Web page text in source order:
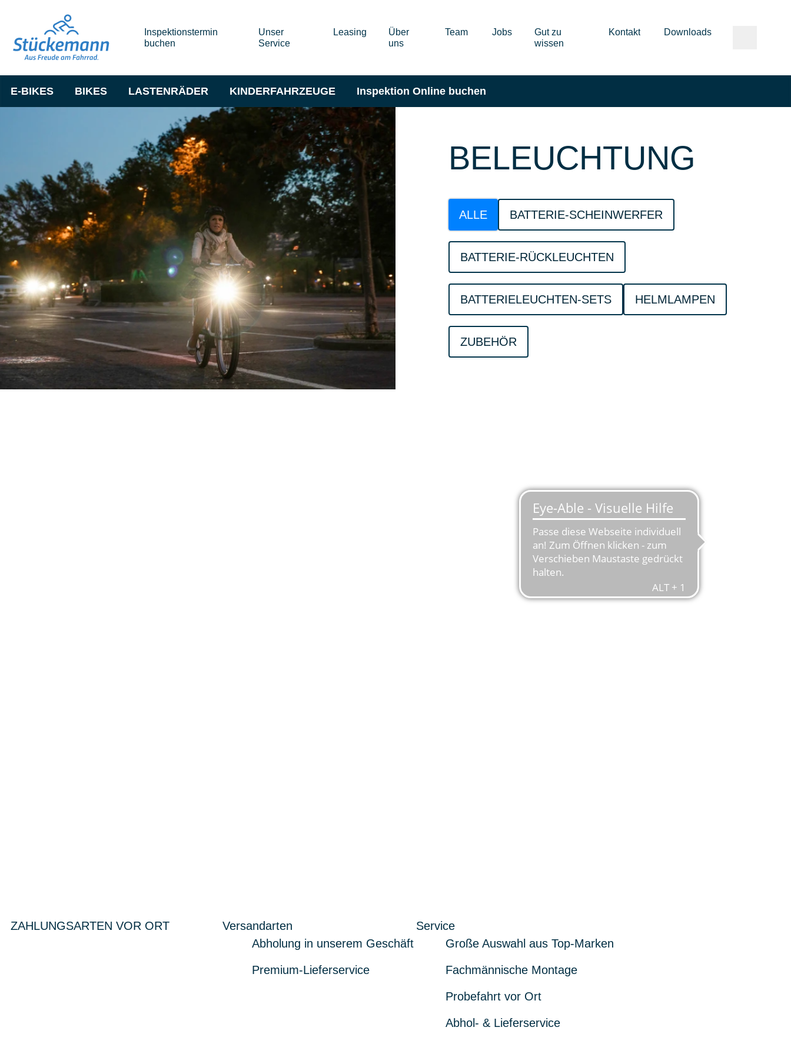
Inspektionstermin
buchen
Unser
Service
Leasing
Über
uns
Team Jobs
Gut zu
wissen
Kontakt Downloads
E-BIKES BIKES LASTENRÄDER KINDERFAHRZEUGE Inspektion Online buchen
BELEUCHTUNG
ALLE BATTERIE-SCHEINWERFER
BATTERIE-RÜCKLEUCHTEN
BATTERIELEUCHTEN-SETS HELMLAMPEN
ZUBEHÖR
ZAHLUNGSARTEN VOR ORT
Versandarten
Abholung in unserem Geschäft
Premium-Lieferservice
Service
Große Auswahl aus Top-Marken
Fachmännische Montage
Probefahrt vor Ort
Abhol- & Lieferservice